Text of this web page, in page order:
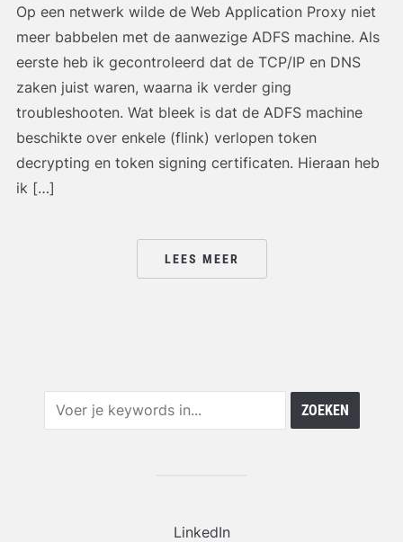
Op een netwerk wilde de Web Application Proxy niet
meer babbelen met de aanwezige ADFS machine. Als
eerste heb ik gecontroleerd dat de TCP/IP en DNS
zaken juist waren, waarna ik verder ging
troubleshooten. Wat bleek is dat de ADFS machine
beschikte over enkele (flink) verlopen token
decrypting en token signing certificaten. Hieraan heb
ik […]
LEES MEER
LinkedIn